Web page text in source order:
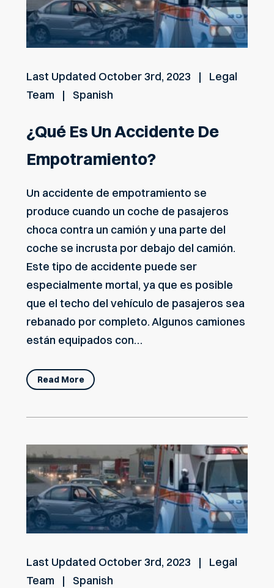
Last Updated October 3rd, 2023
Legal
Team
Spanish
¿Qué Es Un Accidente De
Empotramiento?
Un accidente de empotramiento se
produce cuando un coche de pasajeros
choca contra un camión y una parte del
coche se incrusta por debajo del camión.
Este tipo de accidente puede ser
especialmente mortal, ya que es posible
que el techo del vehículo de pasajeros sea
rebanado por completo. Algunos camiones
están equipados con…
Read More
Last Updated October 3rd, 2023
Legal
Team
Spanish